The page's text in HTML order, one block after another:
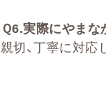
Ｑ6.実際にやまな
親切、丁寧に対応